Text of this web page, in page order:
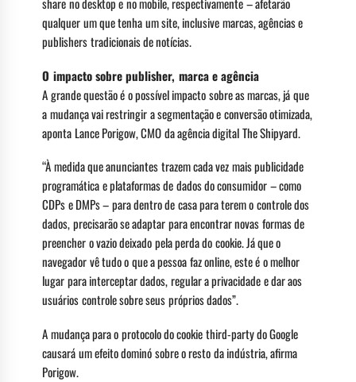
qualquer um que tenha um site, inclusive marcas, agências e
publishers tradicionais de notícias.
O impacto sobre publisher, marca e agência
A grande questão é o possível impacto sobre as marcas, já que
a mudança vai restringir a segmentação e conversão otimizada,
aponta Lance Porigow, CMO da agência digital The Shipyard.
“À medida que anunciantes trazem cada vez mais publicidade
programática e plataformas de dados do consumidor – como
CDPs e DMPs – para dentro de casa para terem o controle dos
dados, precisarão se adaptar para encontrar novas formas de
preencher o vazio deixado pela perda do cookie. Já que o
navegador vê tudo o que a pessoa faz online, este é o melhor
lugar para interceptar dados, regular a privacidade e dar aos
usuários controle sobre seus próprios dados”.
A mudança para o protocolo do cookie third-party do Google
causará um efeito dominó sobre o resto da indústria, afirma
Porigow.